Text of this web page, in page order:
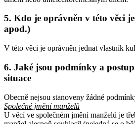
5. Kdo je oprávněn v této věci
apod.)
V této věci je oprávněn jednat vlastník
6. Jaké jsou podmínky a
situace
Obecně nejsou stanoveny žádné
Společné jmění manželů
U věcí ve společném jmění manželů je